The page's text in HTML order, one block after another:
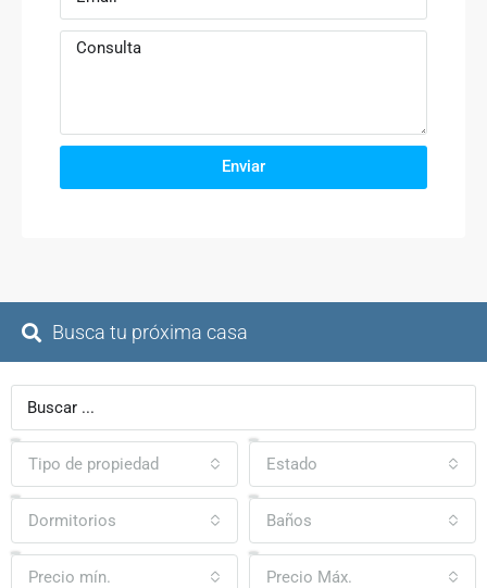
Enviar
Busca tu próxima casa
Tipo de propiedad Estado
Dormitorios Baños
Precio mín. Precio Máx.